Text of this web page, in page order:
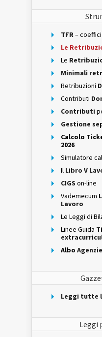
TFR–
Le
Le
Minimali
Retribuzioni
Contributi
Contributi
Gestione
Calcolo
2026
Simulatore
Il Libro V
CIGS on-line
Vademecum
Lavoro
Le Leggi di
Linee Guida
Albo
Leggi tutte
Leggi